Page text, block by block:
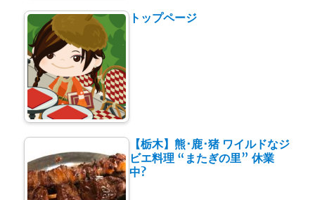
トップページ
【栃木】熊･鹿･猪 ワイルドなジ
ビエ料理 “またぎの里” 休業
中?